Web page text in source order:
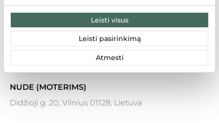
Leisti visus
Leisti pasirinkimą
Atmesti
NUDE (MOTERIMS)
Didžioji g. 20, Vilnius 01128, Lietuva